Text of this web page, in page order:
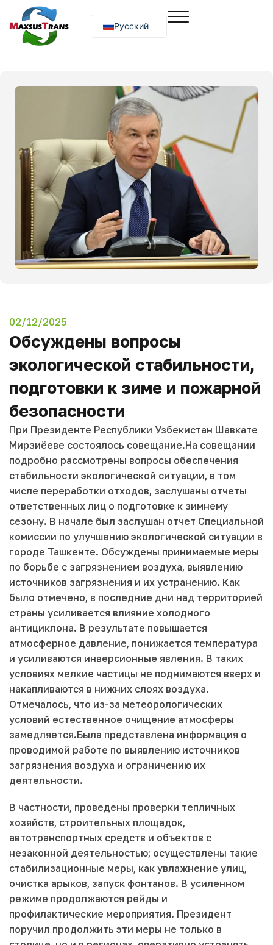
Русский
O‘zbekcha
02/12/2025
Обсуждены вопросы
экологической стабильности,
подготовки к зиме и пожарной
безопасности
При Президенте Республики Узбекистан Шавкате
Мирзиёеве состоялось совещание.На совещании
подробно рассмотрены вопросы обеспечения
стабильности экологической ситуации, в том
числе переработки отходов, заслушаны отчеты
ответственных лиц о подготовке к зимнему
сезону. В начале был заслушан отчет Специальной
комиссии по улучшению экологической ситуации в
городе Ташкенте. Обсуждены принимаемые меры
по борьбе с загрязнением воздуха, выявлению
источников загрязнения и их устранению. Как
было отмечено, в последние дни над территорией
страны усиливается влияние холодного
антициклона. В результате повышается
атмосферное давление, понижается температура
и усиливаются инверсионные явления. В таких
условиях мелкие частицы не поднимаются вверх и
накапливаются в нижних слоях воздуха.
Отмечалось, что из-за метеорологических
условий естественное очищение атмосферы
замедляется.Была представлена информация о
проводимой работе по выявлению источников
загрязнения воздуха и ограничению их
деятельности.
В частности, проведены проверки тепличных
хозяйств, строительных площадок,
автотранспортных средств и объектов с
незаконной деятельностью; осуществлены такие
стабилизационные меры, как увлажнение улиц,
очистка арыков, запуск фонтанов. В усиленном
режиме продолжаются рейды и
профилактические мероприятия. Президент
поручил продолжить эти меры не только в